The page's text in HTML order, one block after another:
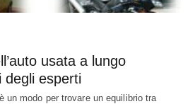
usata a lungo
degli esperti
un modo per trovare un equilibrio tra